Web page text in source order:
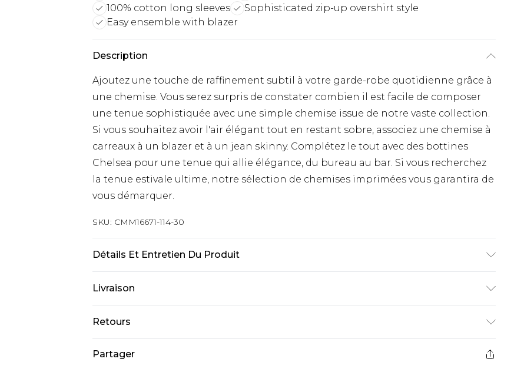
100% cotton long sleeves
Sophisticated zip-up overshirt style
Easy ensemble with blazer
Description
Ajoutez une touche de raffinement subtil à votre garde-robe quotidienne grâce à
une chemise. Vous serez surpris de constater combien il est facile de composer
une tenue sophistiquée avec une simple chemise issue de notre vaste collection.
Si vous souhaitez avoir l'air élégant tout en restant sobre, associez une chemise à
carreaux à un blazer et à un jean skinny. Complétez le tout avec des bottines
Chelsea pour une tenue qui allie élégance, du bureau au bar. Si vous recherchez
la tenue estivale ultime, notre sélection de chemises imprimées vous garantira de
vous démarquer.
SKU: CMM16671-114-30
Détails Et Entretien Du Produit
Livraison
Livraison standard France
€9.99
Livraison expresse France
€18.99
Retours
nous retourner un article.
Partager